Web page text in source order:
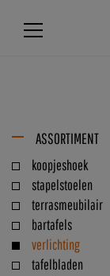
ASSORTIMENT
koopjeshoek
stapelstoelen
terrasmeubilair
bartafels
verlichting
tafelbladen